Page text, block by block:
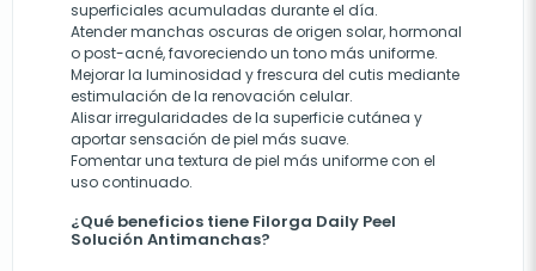
superficiales acumuladas durante el día.
Atender manchas oscuras de origen solar, hormonal
o post-acné, favoreciendo un tono más uniforme.
Mejorar la luminosidad y frescura del cutis mediante
estimulación de la renovación celular.
Alisar irregularidades de la superficie cutánea y
aportar sensación de piel más suave.
Fomentar una textura de piel más uniforme con el
uso continuado.
¿Qué beneficios tiene Filorga Daily Peel
Solución Antimanchas?